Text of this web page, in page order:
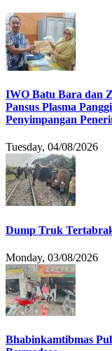
IWO Batu Bara dan
Pansus Plasma
Penyimpangan
Tuesday, 04/08/2026
Dump Truk
Monday, 03/08/2026
Bhabinkamtibmas